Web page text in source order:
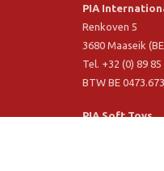
PIA
Renkoven 5
3680 Maaseik
Tel. +32 (0) 89 85
BTW BE
PIA Soft Toys